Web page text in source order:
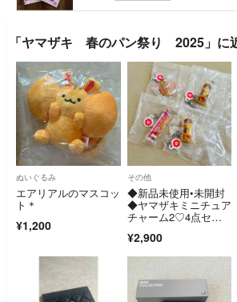
「ヤマザキ 春のパン祭り 2025」に
ぬいぐるみ
エアリアルのマスコッ
ト＊
¥1,200
その他
◆新品未使用•未開封
◆ヤマザキミニチュア
チャーム2♡4点セッ
¥2,900